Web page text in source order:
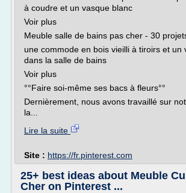
à coudre et un vasque blanc
Voir plus
Meuble salle de bains pas cher - 30
une commode en bois vieilli à tiroirs et un
dans la salle de bains
Voir plus
°°Faire soi-même ses bacs à fleurs°°
Dernièrement, nous avons travaillé sur
la...
Lire la suite
Site : https://fr.pinterest.com
25+ best ideas about Meuble
Cher on Pinterest ...